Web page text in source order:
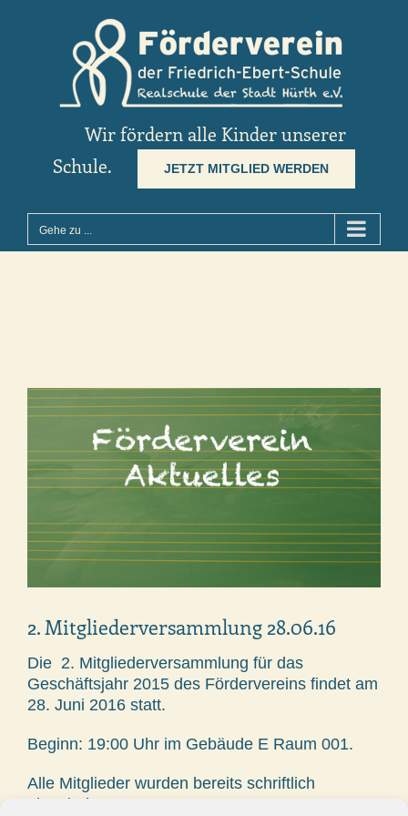
Wir fördern alle Kinder unserer
Schule.
JETZT MITGLIED WERDEN
Gehe zu ...
2. Mitgliederversammlung 28.06.16
Die 2. Mitgliederversammlung für das
Geschäftsjahr 2015 des Fördervereins findet am
28. Juni 2016 statt.
Beginn: 19:00 Uhr im Gebäude E Raum 001.
Alle Mitglieder wurden bereits schriftlich
eingeladen.